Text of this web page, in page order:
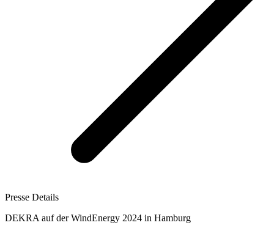
Presse Details
DEKRA auf der WindEnergy 2024 in Hamburg